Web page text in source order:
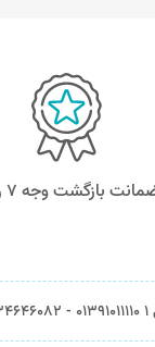
بازگشت وجه ۷ روزه